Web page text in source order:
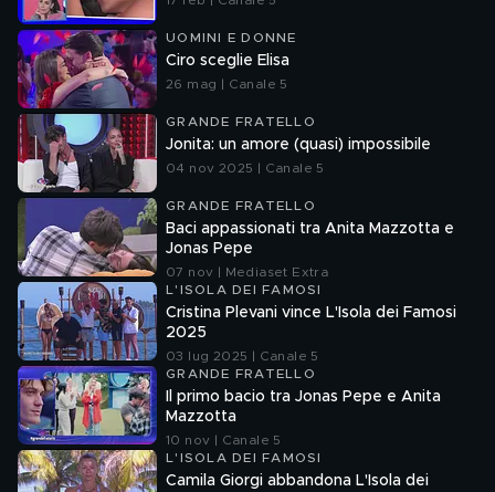
UOMINI E DONNE
Ciro sceglie Elisa
26 mag | Canale 5
GRANDE FRATELLO
Jonita: un amore (quasi) impossibile
04 nov 2025 | Canale 5
GRANDE FRATELLO
Baci appassionati tra Anita Mazzotta e
Jonas Pepe
07 nov | Mediaset Extra
L'ISOLA DEI FAMOSI
Cristina Plevani vince L'Isola dei Famosi
2025
03 lug 2025 | Canale 5
GRANDE FRATELLO
Il primo bacio tra Jonas Pepe e Anita
Mazzotta
10 nov | Canale 5
L'ISOLA DEI FAMOSI
Camila Giorgi abbandona L'Isola dei